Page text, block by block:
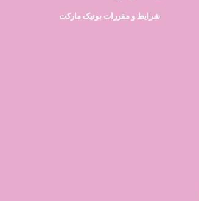
شرایط و مقررات بونیک مارکت